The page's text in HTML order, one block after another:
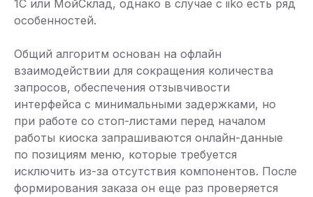
1С или МойСклад, однако в случае с iiko есть ряд
особенностей.
Общий алгоритм основан на офлайн
взаимодействии для сокращения количества
запросов, обеспечения отзывчивости
интерфейса с минимальными задержками, но
при работе со стоп-листами перед началом
работы киоска запрашиваются онлайн-данные
по позициям меню, которые требуется
исключить из-за отсутствия компонентов. После
формирования заказа он еще раз проверяется